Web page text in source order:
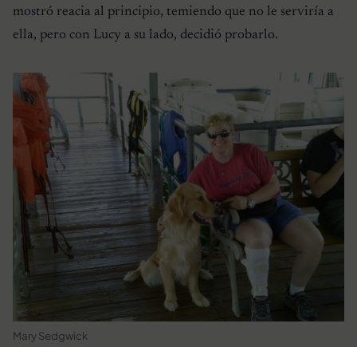
mostró reacia al principio, temiendo que no le serviría a
ella, pero con Lucy a su lado, decidió probarlo.
Mary Sedgwick